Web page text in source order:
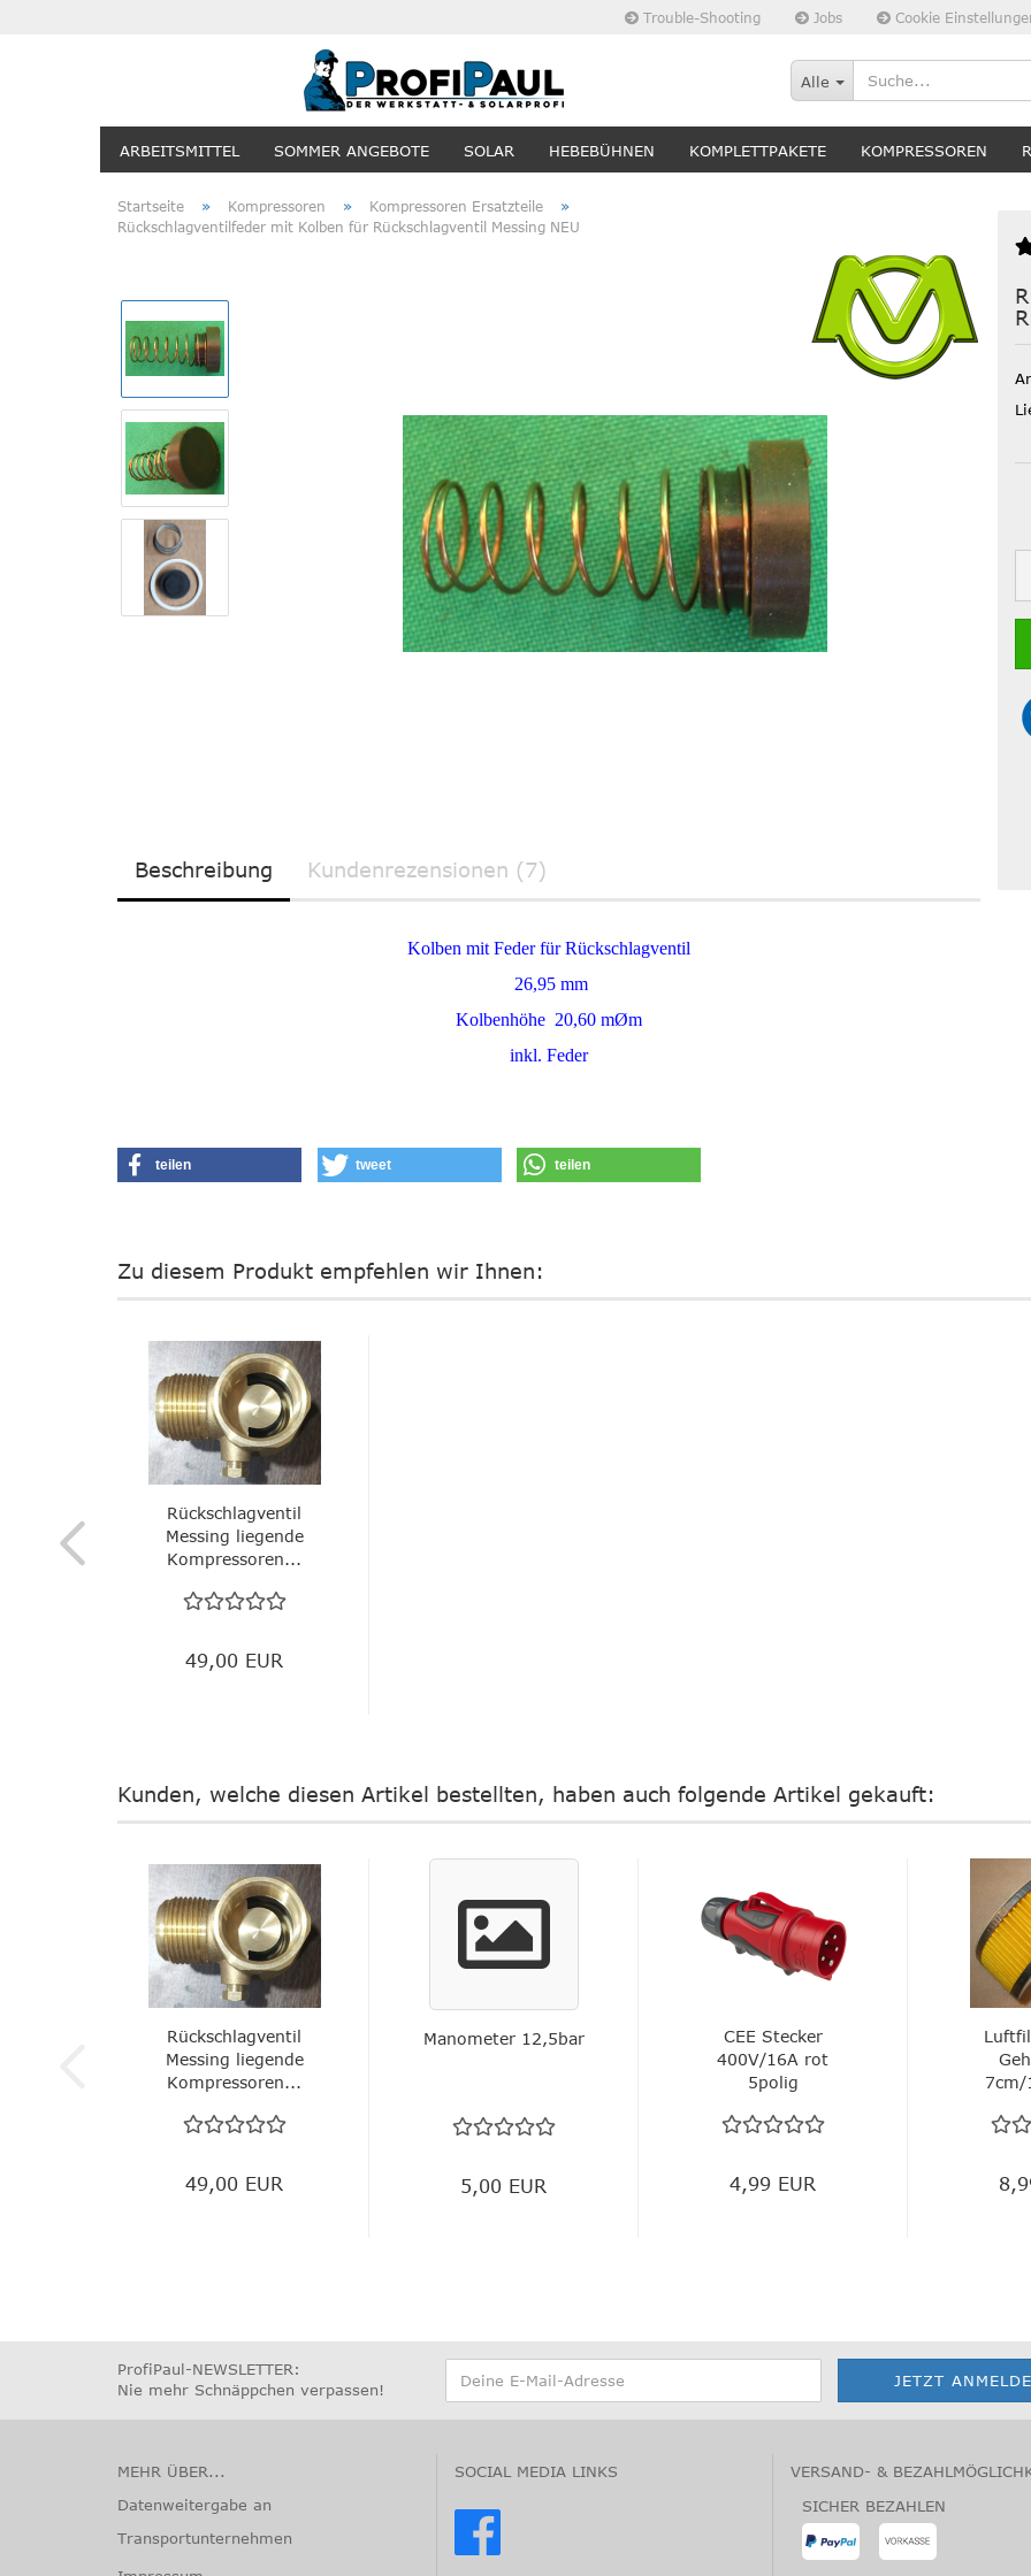
Trouble-Shooting Jobs Cookie
Alle
ARBEITSMITTEL SOMMER ANGEBOTE SOLAR HEBEBÜHNEN KOMPLETTPAKETE KOMPRESSOREN
Startseite » Kompressoren » Kompressoren Ersatzteile »
Rückschlagventilfeder mit Kolben für Rückschlagventil Messing NEU
Beschreibung Kundenrezensionen (7)
Kolben mit Feder für Rückschlagventil
26,95 mm
Kolbenhöhe 20,60 mØm
inkl. Feder
teilen tweet teilen
Zu diesem Produkt empfehlen wir Ihnen:
Rückschlagventil
Messing liegende
Kompressoren...
49,00 EUR
Kunden, welche diesen Artikel bestellten, haben auch folgende Artikel gekauft:
Rückschlagventil
Messing liegende
Kompressoren...
49,00 EUR
Manometer 12,5bar
5,00 EUR
CEE Stecker
400V/16A rot
5polig
4,99 EUR
7cm/
ProfiPaul-NEWSLETTER:
Nie mehr Schnäppchen verpassen!
MEHR ÜBER...
Datenweitergabe an
Transportunternehmen
SOCIAL MEDIA LINKS
VERSAND- &
SICHER BEZAHLEN